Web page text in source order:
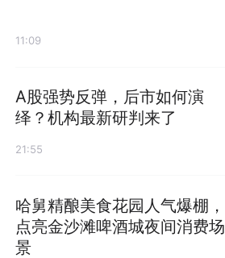
11:09
A股强势反弹，后市如何演
绎？机构最新研判来了
21:55
哈舅精酿美食花园人气爆棚，
点亮金沙滩啤酒城夜间消费场
景